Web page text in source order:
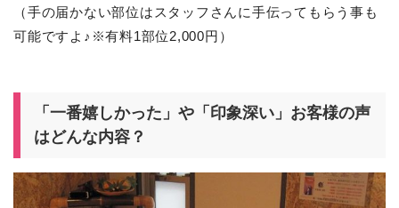
（手の届かない部位はスタッフさんに手伝ってもらう事も
可能ですよ♪※有料1部位2,000円）
「一番嬉しかった」や「印象深い」お客様の声
はどんな内容？